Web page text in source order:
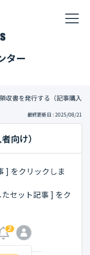
ター
領収書を発行する（記事購入者
最終更新日 : 2025/08/21
向け）
] をクリックしま
セット記事 ] をク